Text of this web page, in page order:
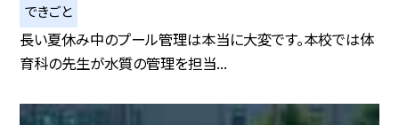
できごと
長い夏休み中のプール管理は本当に大変です。本校では体
育科の先生が水質の管理を担当...